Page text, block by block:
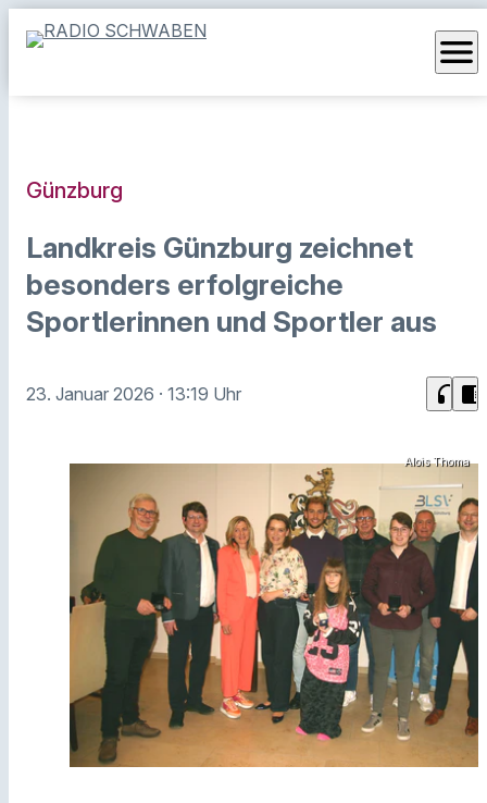
menu
Günzburg
Landkreis Günzburg zeichnet
besonders erfolgreiche
Sportlerinnen und Sportler aus
23. Januar 2026 · 13:19 Uhr headphones chrome_reader_mode
Alois Thoma